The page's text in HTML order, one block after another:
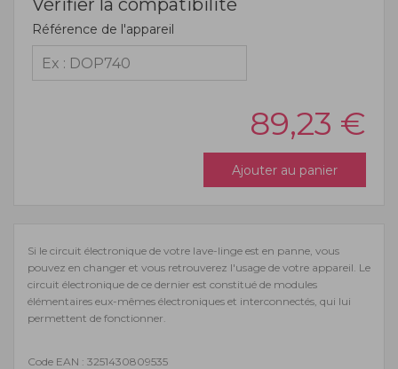
Vérifier la compatibilité
Référence de l'appareil
89,23 €
Ajouter au panier
Si le circuit électronique de votre lave-linge est en panne, vous
pouvez en changer et vous retrouverez l'usage de votre appareil. Le
circuit électronique de ce dernier est constitué de modules
élémentaires eux-mêmes électroniques et interconnectés, qui lui
permettent de fonctionner.
Code EAN : 3251430809535